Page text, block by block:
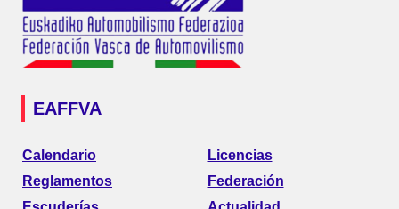
EAFFVA
Calendario
Reglamentos
Licencias
Federación